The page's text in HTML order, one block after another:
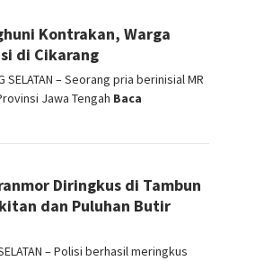
Kontrakan, Warga
di Cikarang
SELATAN – Seorang pria berinisial MR
Jawa Tengah Baca
Diringkus di Tambun
dan Puluhan Butir
– Polisi berhasil meringkus